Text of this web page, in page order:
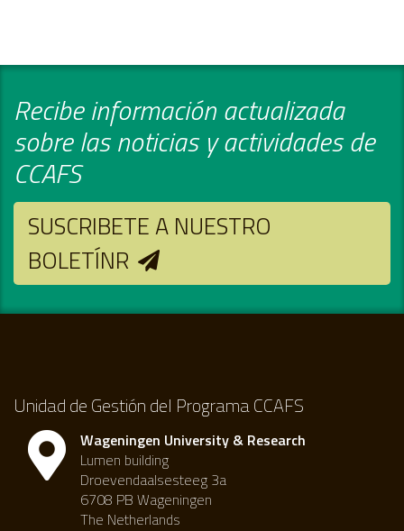
Recibe información actualizada
sobre las noticias y actividades de
CCAFS
SUSCRIBETE A NUESTRO
BOLETÍNR
Unidad de Gestión del Programa CCAFS
Wageningen University & Research
Lumen building
Droevendaalsesteeg 3a
6708 PB Wageningen
The Netherlands